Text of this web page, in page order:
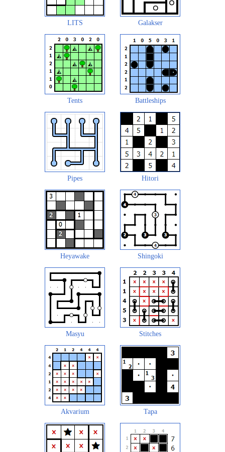
LITS Galakser
Tents Battleships
Pipes Hitori
Heyawake Shingoki
Masyu Stitches
Akvarium Tapa